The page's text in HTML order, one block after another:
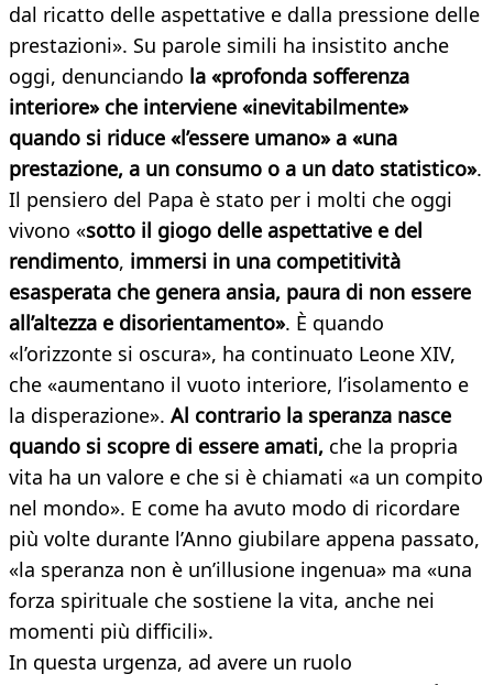
dal ricatto delle aspettative e dalla pressione delle
prestazioni». Su parole simili ha insistito anche
oggi, denunciando la «profonda sofferenza
interiore» che interviene «inevitabilmente»
quando si riduce «l’essere umano» a «una
prestazione, a un consumo o a un dato statistico».
Il pensiero del Papa è stato per i molti che oggi
vivono «sotto il giogo delle aspettative e del
rendimento, immersi in una competitività
esasperata che genera ansia, paura di non essere
all’altezza e disorientamento». È quando
«l’orizzonte si oscura», ha continuato Leone XIV,
che «aumentano il vuoto interiore, l’isolamento e
la disperazione». Al contrario la speranza nasce
quando si scopre di essere amati, che la propria
vita ha un valore e che si è chiamati «a un compito
nel mondo». E come ha avuto modo di ricordare
più volte durante l’Anno giubilare appena passato,
«la speranza non è un’illusione ingenua» ma «una
forza spirituale che sostiene la vita, anche nei
momenti più difficili».
In questa urgenza, ad avere un ruolo